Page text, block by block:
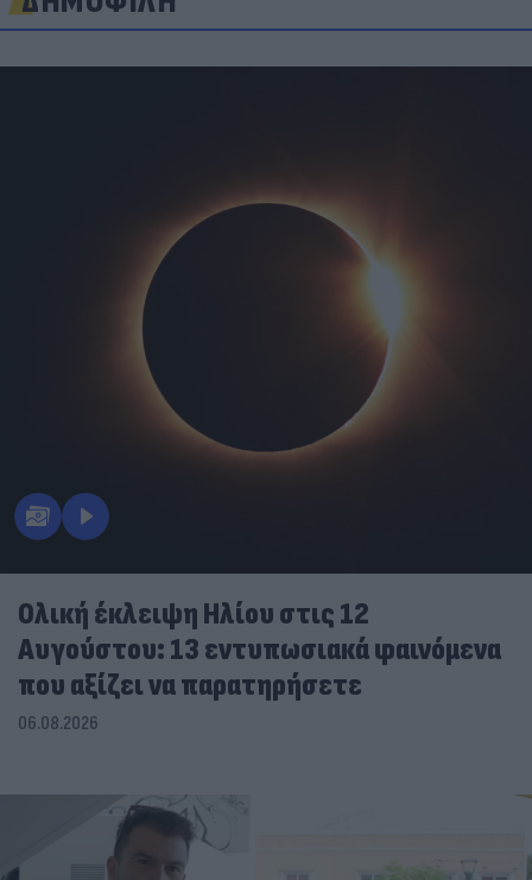
Ολική έκλειψη Ηλίου στις 12
Αυγούστου: 13 εντυπωσιακά φαινόμενα
που αξίζει να παρατηρήσετε
06.08.2026